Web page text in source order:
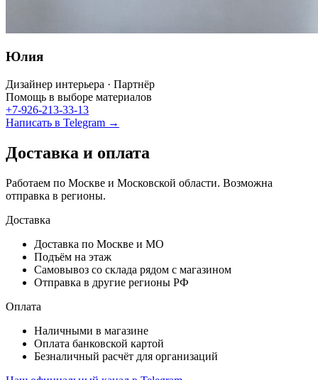
Юлия
Дизайнер интерьера · Партнёр
Помощь в выборе материалов
+7-926-213-33-13
Написать в Telegram →
Доставка и оплата
Работаем по Москве и Московской области. Возможна
отправка в регионы.
Доставка
Доставка по Москве и МО
Подъём на этаж
Самовывоз со склада рядом с магазином
Отправка в другие регионы РФ
Оплата
Наличными в магазине
Оплата банковской картой
Безналичный расчёт для организаций